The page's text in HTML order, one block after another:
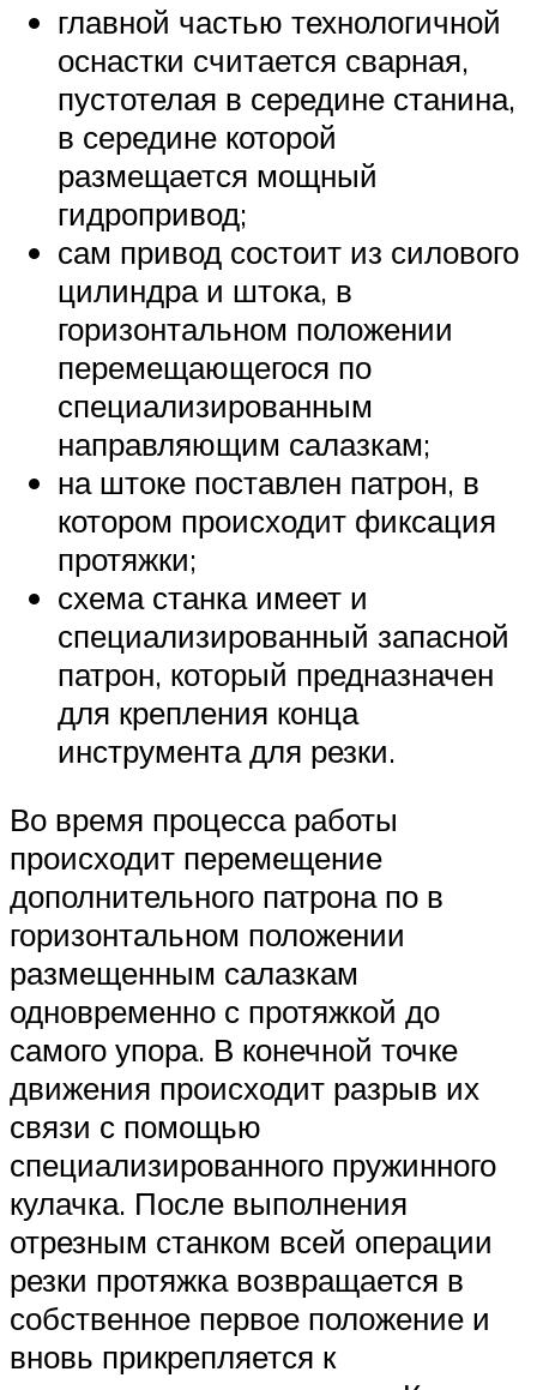
главной частью технологичной
оснастки считается сварная,
пустотелая в середине станина,
в середине которой
размещается мощный
гидропривод;
сам привод состоит из силового
цилиндра и штока, в
горизонтальном положении
перемещающегося по
специализированным
направляющим салазкам;
на штоке поставлен патрон, в
котором происходит фиксация
протяжки;
схема станка имеет и
специализированный запасной
патрон, который предназначен
для крепления конца
инструмента для резки.
Во время процесса работы
происходит перемещение
дополнительного патрона по в
горизонтальном положении
размещенным салазкам
одновременно с протяжкой до
самого упора. В конечной точке
движения происходит разрыв их
связи с помощью
специализированного пружинного
кулачка. После выполнения
отрезным станком всей операции
резки протяжка возвращается в
собственное первое положение и
вновь прикрепляется к